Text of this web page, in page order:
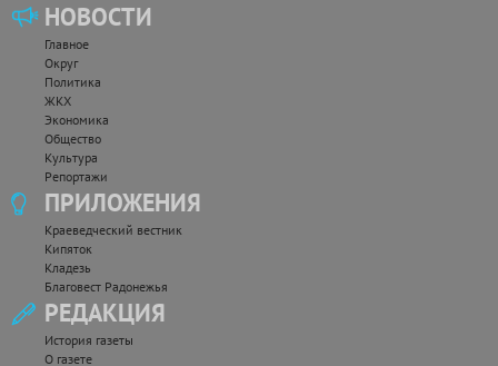
НОВОСТИ
Главное
Округ
Политика
ЖКХ
Экономика
Общество
Культура
Репортажи
ПРИЛОЖЕНИЯ
Краеведческий вестник
Кипяток
Кладезь
Благовест Радонежья
РЕДАКЦИЯ
История газеты
О газете